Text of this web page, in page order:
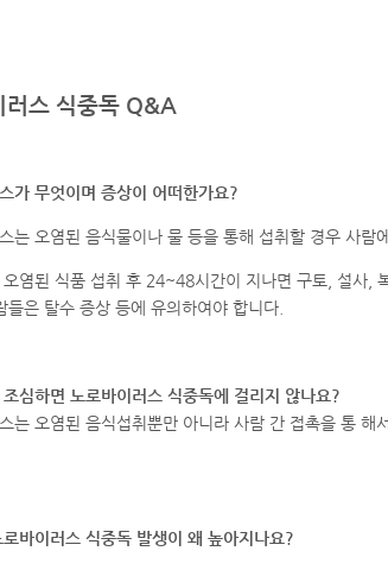
러스 식중독 Q&A
가 무엇이며 증상이 어떠한가요?
는 오염된 음식물이나 물 등을 통해 섭취할 경우 사람
염된 식품 섭취 후 24~48시간이 지나면 구토, 설사,
들은 탈수 증상 등에 유의하여야 합니다.
심하면 노로바이러스 식중독에 걸리지 않나요?
는 오염된 음식섭취뿐만 아니라 사람 간 접촉을 통
바이러스 식중독 발생이 왜 높아지나요?